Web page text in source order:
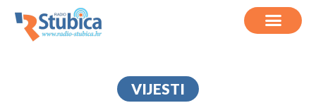
VIJESTI